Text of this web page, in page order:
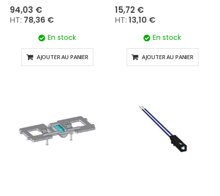
94,03 €
78,36 €
En stock
AJOUTER AU PANIER
15,72 €
13,10 €
En stock
AJOUTER AU PANIER